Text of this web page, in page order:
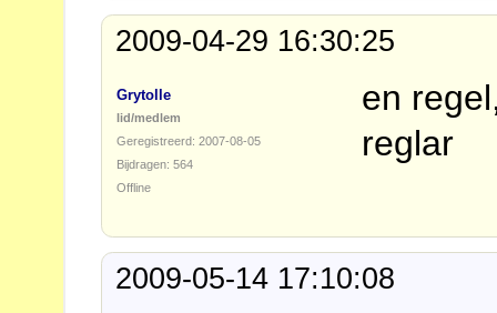
2009-04-29 16:30:25
Grytolle
lid/medlem
Geregistreerd: 2007-08-05
Bijdragen: 564
en
reglar
Offline
2009-05-14 17:10:08